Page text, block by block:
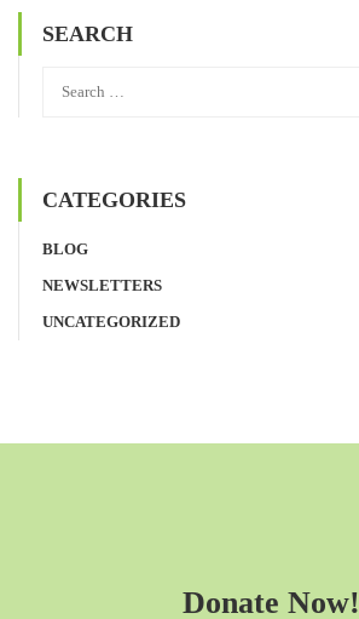
SEARCH
CATEGORIES
BLOG
NEWSLETTERS
UNCATEGORIZED
Donate Now!